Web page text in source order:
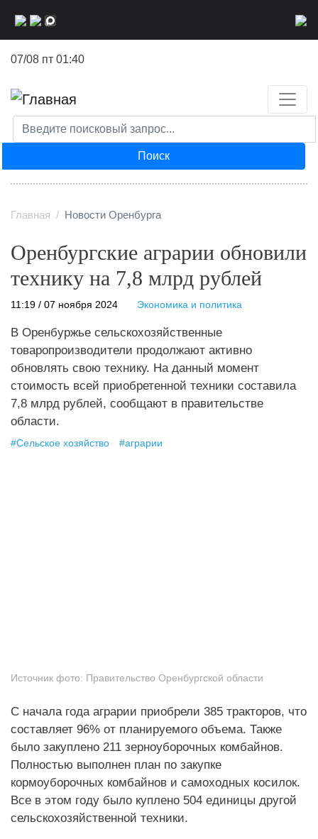
07/08 пт 01:40
Поиск
Главная Новости Оренбурга
Оренбургские аграрии обновили
технику на 7,8 млрд рублей
11:19 / 07 ноября 2024 Экономика и политика
В Оренбуржье сельскохозяйственные
товаропроизводители продолжают активно
обновлять свою технику. На данный момент
стоимость всей приобретенной техники составила
7,8 млрд рублей, сообщают в правительстве
области.
#Сельское хозяйство #аграрии
Источник фото: Правительство Оренбургской области
С начала года аграрии приобрели 385 тракторов, что
составляет 96% от планируемого объема. Также
было закуплено 211 зерноуборочных комбайнов.
Полностью выполнен план по закупке
кормоуборочных комбайнов и самоходных косилок.
Все в этом году было куплено 504 единицы другой
сельскохозяйственной техники.